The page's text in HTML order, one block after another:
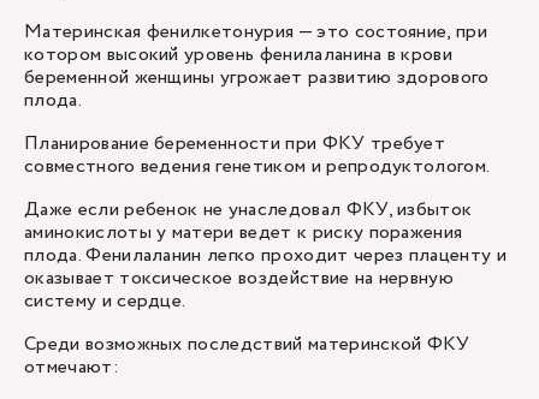
Материнская фенилкетонурия — это состояние, при
котором высокий уровень фенилаланина в крови
беременной женщины угрожает развитию здорового
плода.
Планирование беременности при ФКУ требует
совместного ведения генетиком ирепродуктологом.
Даже если ребенок не унаследовал ФКУ, избыток
аминокислоты у матери ведет к риску поражения
плода. Фенилаланин легко проходит через плаценту и
оказывает токсическое воздействие на нервную
систему и сердце.
Среди возможных последствий материнской ФКУ
отмечают: